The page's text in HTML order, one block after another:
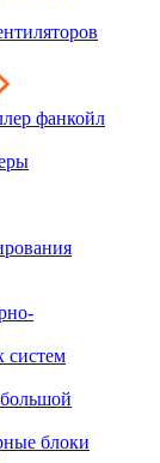
фанкойл
систем
блоки